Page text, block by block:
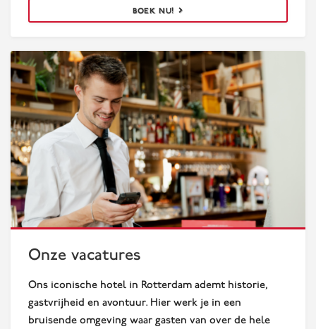
BOEK NU!
Onze vacatures
Ons iconische hotel in Rotterdam ademt historie,
gastvrijheid en avontuur. Hier werk je in een
bruisende omgeving waar gasten van over de hele